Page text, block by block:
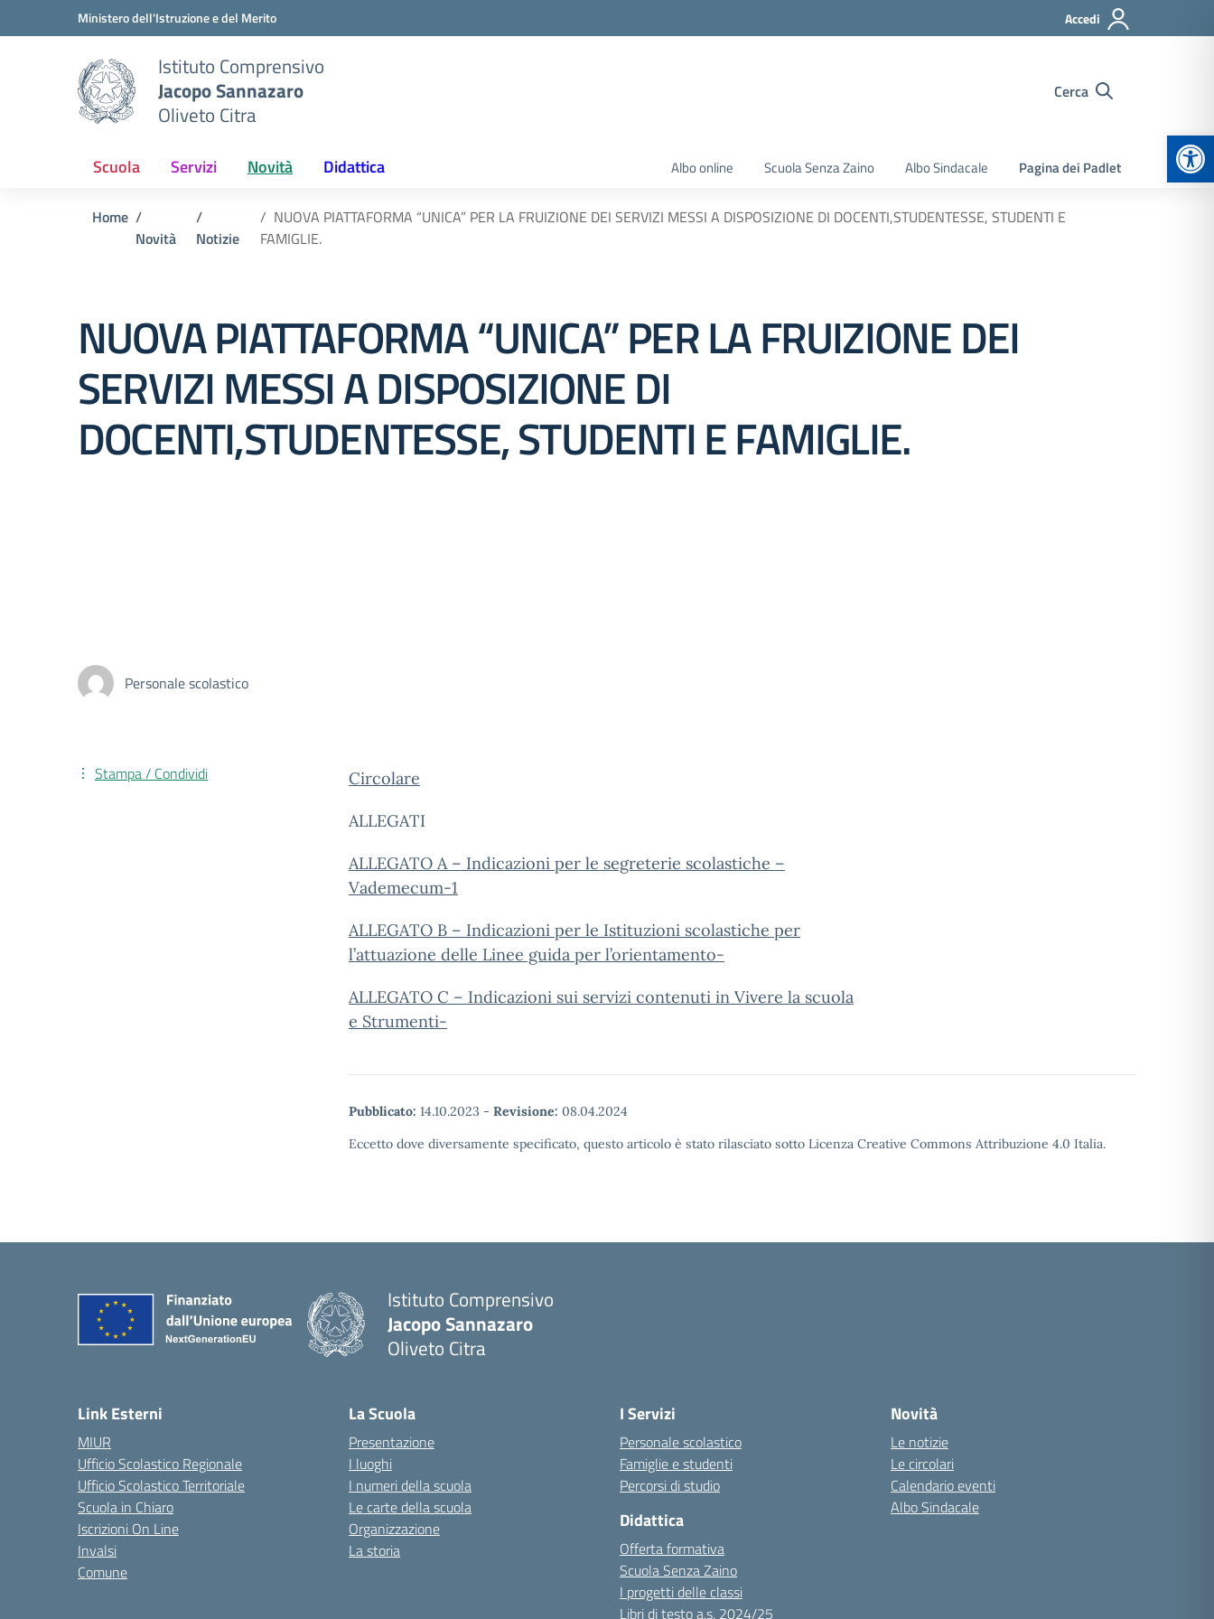
Vai ai contenuti
Vai al menu di navigazioneMinistero dell'Istruzione e del Merito Accedi
Istituto Comprensivo
Jacopo Sannazaro
Oliveto Citra
Cerca
Scuola Servizi Novità Didattica Albo online Scuola Senza Zaino Albo Sindacale Pagina dei Padlet
Home
Novità
Notizie
NUOVA PIATTAFORMA “UNICA” PER LA FRUIZIONE DEI SERVIZI MESSI A DISPOSIZIONE DI DOCENTI,STUDENTESSE, STUDENTI E
FAMIGLIE.
NUOVA PIATTAFORMA “UNICA” PER LA FRUIZIONE DEI
SERVIZI MESSI A DISPOSIZIONE DI
DOCENTI,STUDENTESSE, STUDENTI E FAMIGLIE.
Personale scolastico
Circolare
ALLEGATI
ALLEGATO A – Indicazioni per le segreterie scolastiche –
Vademecum-1
ALLEGATO B – Indicazioni per le Istituzioni scolastiche per
l’attuazione delle Linee guida per l’orientamento-
ALLEGATO C – Indicazioni sui servizi contenuti in Vivere la scuola
e Strumenti-
Pubblicato: 14.10.2023 - Revisione: 08.04.2024
Eccetto dove diversamente specificato, questo articolo è stato rilasciato sotto Licenza Creative Commons Attribuzione 4.0 Italia.
Stampa / Condividi
Istituto Comprensivo
Jacopo Sannazaro
Oliveto Citra
Link Esterni
MIUR
Ufficio Scolastico Regionale
Ufficio Scolastico Territoriale
Scuola in Chiaro
Iscrizioni On Line
Invalsi
Comune
La Scuola
Presentazione
I luoghi
I numeri della scuola
Le carte della scuola
Organizzazione
La storia
I Servizi
Personale scolastico
Famiglie e studenti
Percorsi di studio
Didattica
Offerta formativa
Scuola Senza Zaino
I progetti delle classi
Libri di testo a.s. 2024/25
Novità
Le notizie
Le circolari
Calendario eventi
Albo Sindacale